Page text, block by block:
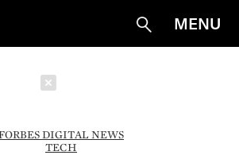
Suche
MENU
DIGITAL NEWS
TECH